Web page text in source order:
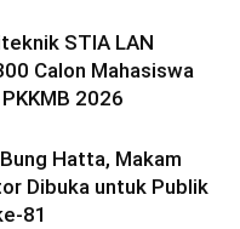
STIA LAN
Calon Mahasiswa
2026
Hatta, Makam
Dibuka untuk Publik
81